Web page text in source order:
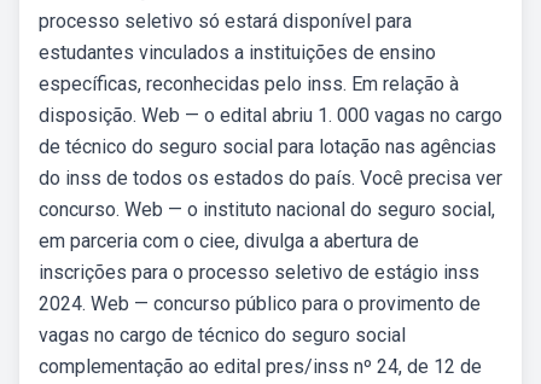
processo seletivo só estará disponível para
estudantes vinculados a instituições de ensino
específicas, reconhecidas pelo inss. Em relação à
disposição. Web — o edital abriu 1. 000 vagas no cargo
de técnico do seguro social para lotação nas agências
do inss de todos os estados do país. Você precisa ver
concurso. Web — o instituto nacional do seguro social,
em parceria com o ciee, divulga a abertura de
inscrições para o processo seletivo de estágio inss
2024. Web — concurso público para o provimento de
vagas no cargo de técnico do seguro social
complementação ao edital pres/inss nº 24, de 12 de